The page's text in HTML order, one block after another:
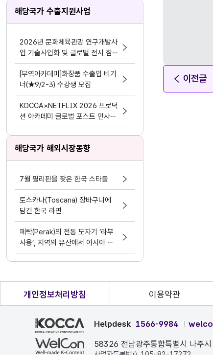
해당국가 수출지원사업
2026년 문화체육관광 연구개발사
업 기술사업화 및 글로벌 전시 참가
기업 모집공고
[무역아카데미]화장품 수출입 비기
너(★9/2-3) 수강생 모집
KOCCA×NETFLIX 2026 프로덕
션 아카데미 글로벌 포스트 인사이
트 교육생 모집
해당국가 해외시장동향
7월 필리핀을 찾은 한국 스타들
토스카나(Toscana) 장바구니에
담긴 한국 라면
페락(Perak)의 전통 도자기 ‘라부
사용’, 지역의 유산에서 아시아 문
화 교류의 가능성으로
이전글
개인정보처리방침 이용약관
Helpdesk 1566-9984
58326 전남광주통합특별시 나주
사업자등록번호 105-82-17272